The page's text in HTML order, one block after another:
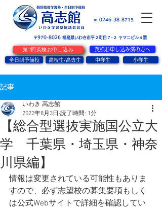
℡ 0246-38-8715
〒970-8026 ​福島県いわき市平２町目７-２ ヤマニビル４階
全日制予備校 高校生/高専生 中学生 小学生
英検お申し込み済の方へ
第2回英検お申し込み
記事
【総合型選抜実施国公立大
学 千葉県・埼玉県・神奈
川県編】
いわき 高志館
2022年8月3日 読了時間: 1分
情報は変更されている可能性もありま
すので、必ず志望校の募集要項もしく
は公式Webサイトで詳細を確認してい